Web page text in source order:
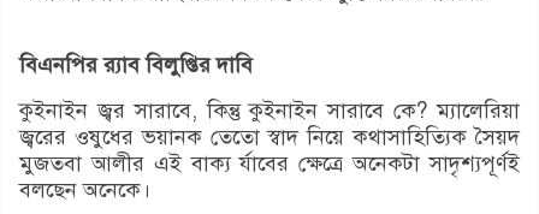
বিএনপির র‌্যাব বিলুপ্তির দাবি
কুইনাইন জ্বর সারাবে, কিন্তু কুইনাইন সারাবে কে? ম্যালেরিয়া
জ্বরের ওষুধের ভয়ানক তেতো স্বাদ নিয়ে কথাসাহিত্যিক সৈয়দ
মুজতবা আলীর এই বাক্য র্যাবের ক্ষেত্রে অনেকটা সাদৃশ্যপূর্ণই
বলছেন অনেকে।